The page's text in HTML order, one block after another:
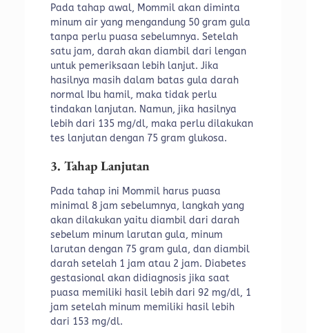
Pada tahap awal, Mommil akan diminta
minum air yang mengandung 50 gram gula
tanpa perlu puasa sebelumnya. Setelah
satu jam, darah akan diambil dari lengan
untuk pemeriksaan lebih lanjut. Jika
hasilnya masih dalam batas gula darah
normal Ibu hamil, maka tidak perlu
tindakan lanjutan. Namun, jika hasilnya
lebih dari 135 mg/dl, maka perlu dilakukan
tes lanjutan dengan 75 gram glukosa.
3. Tahap Lanjutan
Pada tahap ini Mommil harus puasa
minimal 8 jam sebelumnya, langkah yang
akan dilakukan yaitu diambil dari darah
sebelum minum larutan gula, minum
larutan dengan 75 gram gula, dan diambil
darah setelah 1 jam atau 2 jam. Diabetes
gestasional akan didiagnosis jika saat
puasa memiliki hasil lebih dari 92 mg/dl, 1
jam setelah minum memiliki hasil lebih
dari 153 mg/dl.